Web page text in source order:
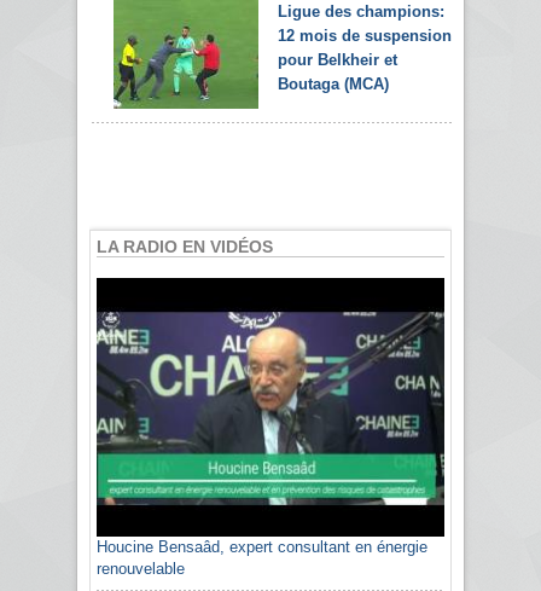
Ligue des champions:
12 mois de suspension
pour Belkheir et
Boutaga (MCA)
LA RADIO EN VIDÉOS
Houcine Bensaâd, expert consultant en énergie
renouvelable